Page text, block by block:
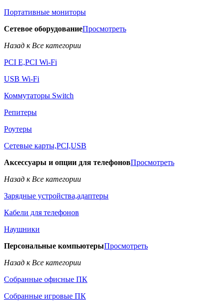
Портативные мониторы
Сетевое оборудованиеПросмотреть
Назад к Все категории
PCI E,PCI Wi-Fi
USB Wi-Fi
Коммутаторы Switch
Репитеры
Роутеры
Сетевые карты,PCI,USB
Аксессуары и опции для телефоновПросмотреть
Назад к Все категории
Зарядные устройства,адаптеры
Кабели для телефонов
Наушники
Персональные компьютерыПросмотреть
Назад к Все категории
Собранные офисные ПК
Собранные игровые ПК